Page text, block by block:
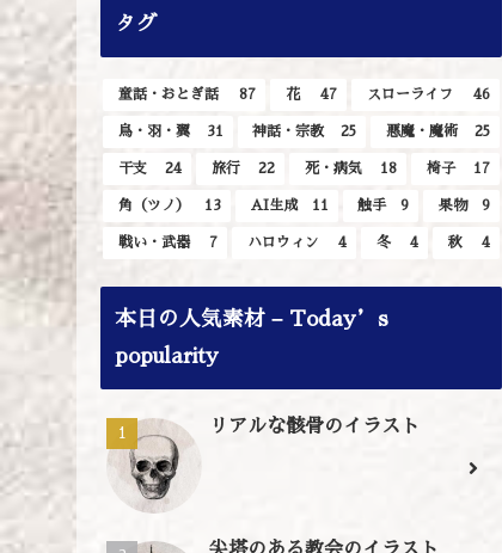
タグ
童話・おとぎ話 87 花 47 スローライフ 46
鳥・羽・翼 31 神話・宗教 25 悪魔・魔術 25
干支 24 旅行 22 死・病気 18 椅子 17
角（ツノ） 13 AI生成 11 触手 9 果物 9
戦い・武器 7 ハロウィン 4 冬 4 秋 4
本日の人気素材 – Today’s
popularity
リアルな骸骨のイラスト